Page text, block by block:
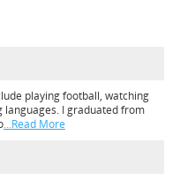
playing football, watching
languages. I graduated from
…Read More